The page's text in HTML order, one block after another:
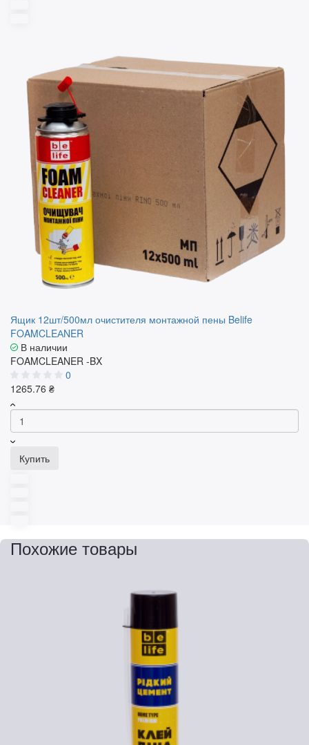
Ящик 12шт/500мл очистителя монтажной пены Belife
FOAMCLEАNER
В наличии
FOAMCLEANER -BX
0
1265.76 ₴
Купить
Похожие товары